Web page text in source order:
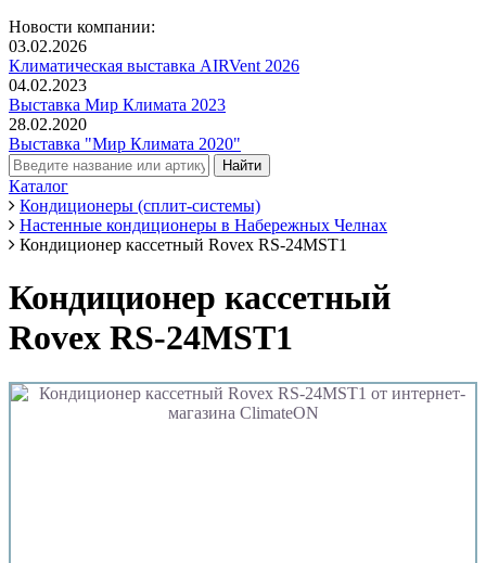
Новости компании:
03.02.2026
Климатическая выставка AIRVent 2026
04.02.2023
Выставка Мир Климата 2023
28.02.2020
Выставка "Мир Климата 2020"
Каталог
Кондиционеры (сплит-системы)
Настенные кондиционеры в Набережных Челнах
Кондиционер кассетный Rovex RS-24MST1
Кондиционер кассетный
Rovex RS-24MST1